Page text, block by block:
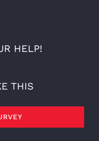
HELP!
THIS